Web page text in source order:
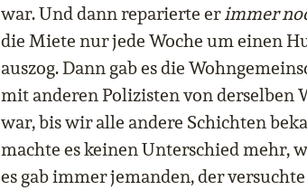
war. Und dann reparierte erimmer
die Miete nur jede Woche um einen
auszog. Dann gab es die
mit anderen Polizisten von derselben
war, bis wir alle andere Schichten
machte es keinen Unterschied mehr,
es gab immer jemanden, der